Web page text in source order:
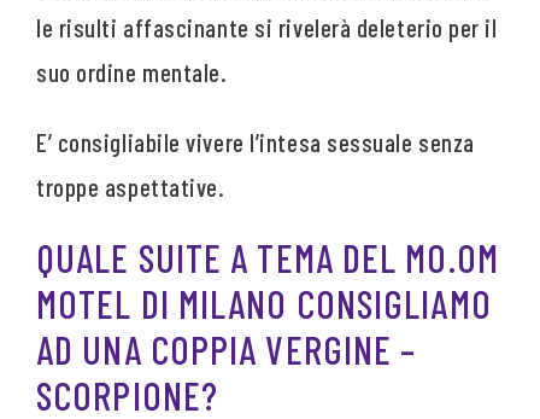
le risulti affascinante si rivelerà deleterio per il
suo ordine mentale.
E’ consigliabile vivere l’intesa sessuale senza
troppe aspettative.
QUALE SUITE A TEMA DEL MO.OM
MOTEL DI MILANO CONSIGLIAMO
AD UNA COPPIA VERGINE –
SCORPIONE?